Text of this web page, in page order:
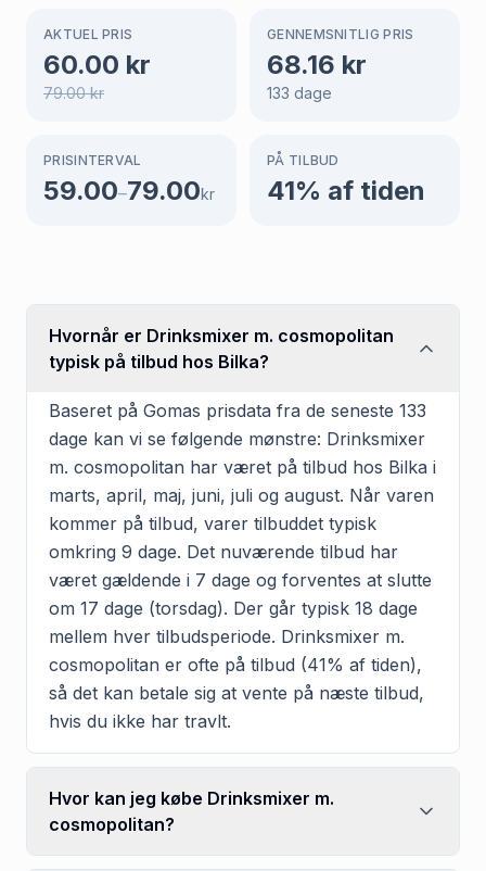
AKTUEL PRIS
60.00 kr
79.00kr
GENNEMSNITLIG PRIS
68.16 kr
133 dage
PRISINTERVAL
59.00–79.00kr
PÅ TILBUD
41% af tiden
Hvornår er Drinksmixer m. cosmopolitan
typisk på tilbud hos Bilka?
Baseret på Gomas prisdata fra de seneste 133
dage kan vi se følgende mønstre: Drinksmixer
m. cosmopolitan har været på tilbud hos Bilka i
marts, april, maj, juni, juli og august. Når varen
kommer på tilbud, varer tilbuddet typisk
omkring 9 dage. Det nuværende tilbud har
været gældende i 7 dage og forventes at slutte
om 17 dage (torsdag). Der går typisk 18 dage
mellem hver tilbudsperiode. Drinksmixer m.
cosmopolitan er ofte på tilbud (41% af tiden),
så det kan betale sig at vente på næste tilbud,
hvis du ikke har travlt.
Hvor kan jeg købe Drinksmixer m.
cosmopolitan?